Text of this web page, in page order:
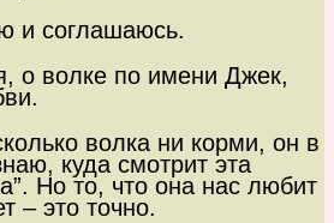
и соглашаюсь.
о волке по имени Джек,
волка ни корми, он в
куда смотрит эта
Но то, что она нас любит
– это точно.